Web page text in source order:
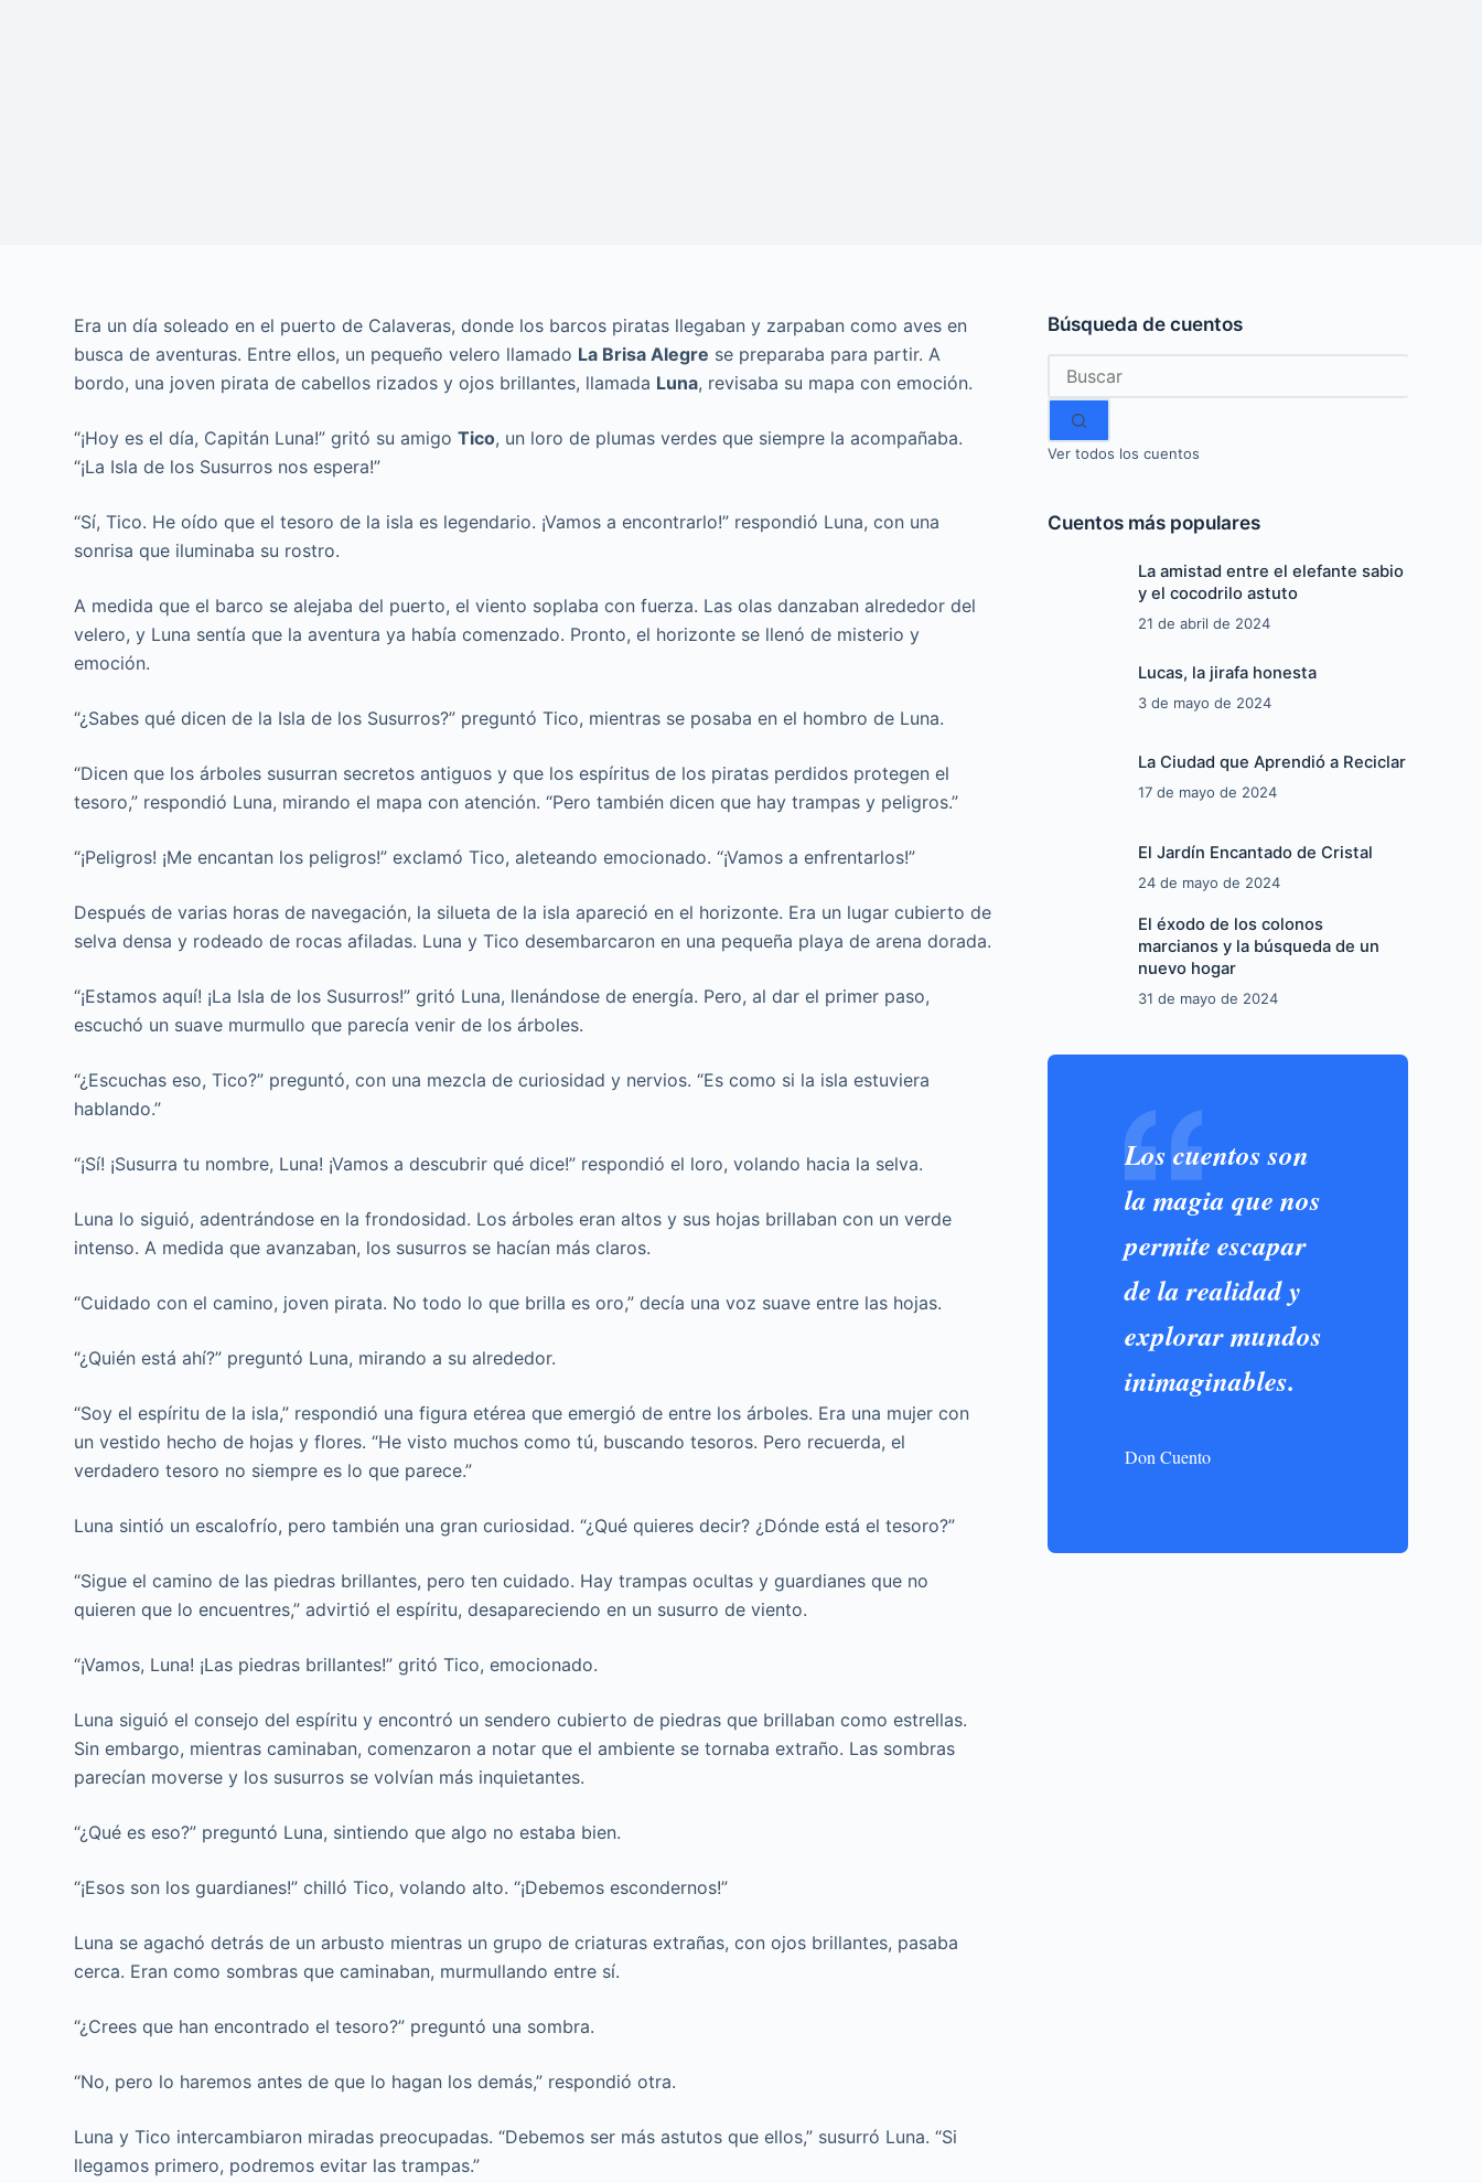
Era un día soleado en el puerto de Calaveras, donde los barcos piratas llegaban y zarpaban como aves en
busca de aventuras. Entre ellos, un pequeño velero llamado La Brisa Alegre se preparaba para partir. A
bordo, una joven pirata de cabellos rizados y ojos brillantes, llamada Luna, revisaba su mapa con emoción.
“¡Hoy es el día, Capitán Luna!” gritó su amigoTico, un loro de plumas verdes que siempre la acompañaba.
“¡La Isla de los Susurros nos espera!”
“Sí, Tico. He oído que el tesoro de la isla es legendario. ¡Vamos a encontrarlo!” respondió Luna, con una
sonrisa que iluminaba su rostro.
A medida que el barco se alejaba del puerto, el viento soplaba con fuerza. Las olas danzaban alrededor del
velero, y Luna sentía que la aventura ya había comenzado. Pronto, el horizonte se llenó de misterio y
emoción.
“¿Sabes qué dicen de la Isla de los Susurros?” preguntó Tico, mientras se posaba en el hombro de Luna.
“Dicen que los árboles susurran secretos antiguos y que los espíritus de los piratas perdidos protegen el
tesoro,” respondió Luna, mirando el mapa con atención. “Pero también dicen que hay trampas y peligros.”
“¡Peligros! ¡Me encantan los peligros!” exclamó Tico, aleteando emocionado. “¡Vamos a enfrentarlos!”
Después de varias horas de navegación, la silueta de la isla apareció en el horizonte. Era un lugar cubierto de
selva densa y rodeado de rocas afiladas. Luna y Tico desembarcaron en una pequeña playa de arena dorada.
“¡Estamos aquí! ¡La Isla de los Susurros!” gritó Luna, llenándose de energía. Pero, al dar el primer paso,
escuchó un suave murmullo que parecía venir de los árboles.
“¿Escuchas eso, Tico?” preguntó, con una mezcla de curiosidad y nervios. “Es como si la isla estuviera
hablando.”
“¡Sí! ¡Susurra tu nombre, Luna! ¡Vamos a descubrir qué dice!” respondió el loro, volando hacia la selva.
Luna lo siguió, adentrándose en la frondosidad. Los árboles eran altos y sus hojas brillaban con un verde
intenso. A medida que avanzaban, los susurros se hacían más claros.
“Cuidado con el camino, joven pirata. No todo lo que brilla es oro,” decía una voz suave entre las hojas.
“¿Quién está ahí?” preguntó Luna, mirando a su alrededor.
“Soy el espíritu de la isla,” respondió una figura etérea que emergió de entre los árboles. Era una mujer con
un vestido hecho de hojas y flores. “He visto muchos como tú, buscando tesoros. Pero recuerda, el
verdadero tesoro no siempre es lo que parece.”
Luna sintió un escalofrío, pero también una gran curiosidad. “¿Qué quieres decir? ¿Dónde está el tesoro?”
“Sigue el camino de las piedras brillantes, pero ten cuidado. Hay trampas ocultas y guardianes que no
quieren que lo encuentres,” advirtió el espíritu, desapareciendo en un susurro de viento.
“¡Vamos, Luna! ¡Las piedras brillantes!” gritó Tico, emocionado.
Luna siguió el consejo del espíritu y encontró un sendero cubierto de piedras que brillaban como estrellas.
Sin embargo, mientras caminaban, comenzaron a notar que el ambiente se tornaba extraño. Las sombras
parecían moverse y los susurros se volvían más inquietantes.
“¿Qué es eso?” preguntó Luna, sintiendo que algo no estaba bien.
“¡Esos son los guardianes!” chilló Tico, volando alto. “¡Debemos escondernos!”
Luna se agachó detrás de un arbusto mientras un grupo de criaturas extrañas, con ojos brillantes, pasaba
cerca. Eran como sombras que caminaban, murmullando entre sí.
“¿Crees que han encontrado el tesoro?” preguntó una sombra.
“No, pero lo haremos antes de que lo hagan los demás,” respondió otra.
Luna y Tico intercambiaron miradas preocupadas. “Debemos ser más astutos que ellos,” susurró Luna. “Si
llegamos primero, podremos evitar las trampas.”
Búsqueda de cuentos
Sin
resultados
Ver todos los cuentos
Cuentos más populares
La amistad entre el elefante sabio
y el cocodrilo astuto
21 de abril de 2024
Lucas, la jirafa honesta
3 de mayo de 2024
La Ciudad que Aprendió a Reciclar
17 de mayo de 2024
El Jardín Encantado de Cristal
24 de mayo de 2024
El éxodo de los colonos
marcianos y la búsqueda de un
nuevo hogar
31 de mayo de 2024
Los cuentos son
la magia que nos
permite escapar
de la realidad y
explorar mundos
inimaginables.
Don Cuento